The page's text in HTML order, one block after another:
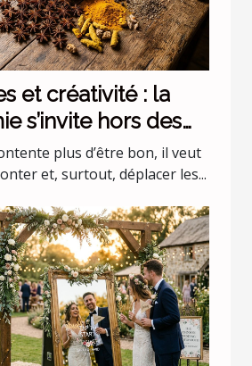
et créativité : la
s’invite hors des
plus d’être bon, il veut
et, surtout, déplacer les...